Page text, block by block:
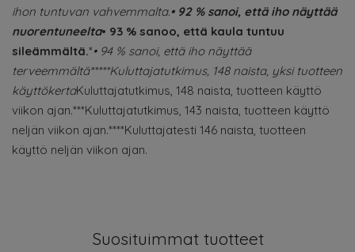
ihon tuntuvan vahvemmalta.• 92 % sanoi, että iho näyttää
nuorentuneelta• 93 % sanoo, että kaula tuntuu
sileämmältä.*• 94 % sanoi, että iho näyttää
terveemmältä*****Kuluttajatutkimus, 148 naista, yksi tuotteen
käyttökertaKuluttajatutkimus, 148 naista, tuotteen käyttö
viikon ajan.***Kuluttajatutkimus, 143 naista, tuotteen käyttö
neljän viikon ajan.****Kuluttajatesti 146 naista, tuotteen
käyttö neljän viikon ajan.
Suosituimmat tuotteet